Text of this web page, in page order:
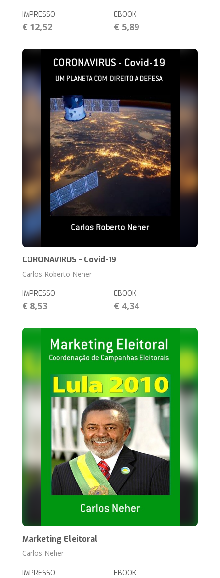
IMPRESSO
€ 12,52
EBOOK
€ 5,89
CORONAVIRUS - Covid-19
Carlos Roberto Neher
IMPRESSO
€ 8,53
EBOOK
€ 4,34
Marketing Eleitoral
Carlos Neher
IMPRESSO EBOOK